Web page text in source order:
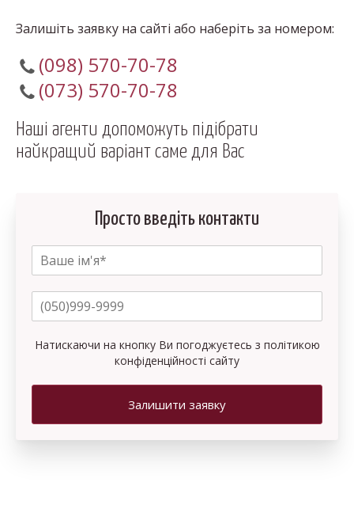
Залишіть заявку на сайті або наберіть за номером:
(098) 570-70-78
(073) 570-70-78
Наші агенти допоможуть підібрати
найкращий варіант саме для Вас
Просто введіть контакти
Натискаючи на кнопку Ви погоджуєтесь з політикою
конфіденційності сайту
Залишити заявку